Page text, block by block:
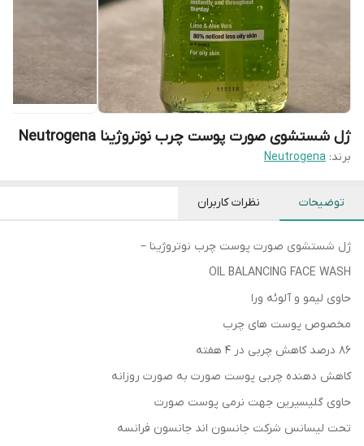
ژل شستشوی صورت پوست چرب نوتروژینا Neutrogena
برند: Neutrogena
توضیحات نظرات کاربران
ژل شستشوی صورت پوست چرب نوتروژینا –
OIL BALANCING FACE WASH
حاوی لیمو و آلوئه ورا
مخصوص پوست های چرب
86 درصد کاهش چربی در 4 هفته
کاهش دهنده چربی پوست صورت به صورت روزانه
حاوی گلیسیرین جهت نرمی پوست صورت
تحت لیسانس شرکت جانسون اند جانسون فرانسه